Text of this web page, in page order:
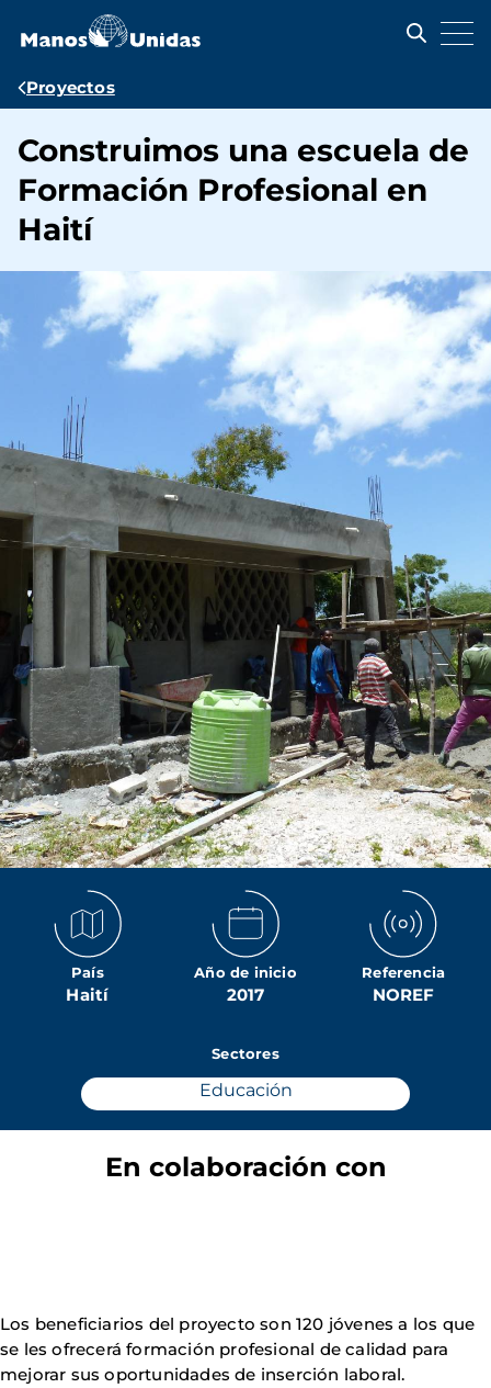
contenido
Ruta
navegación
Proyectos
Construimos una escuela de
Formación Profesional en
Haití
País
Haití
Año de inicio
2017
Referencia
NOREF
Sectores
Educación
En colaboración con
Los beneficiarios del proyecto son 120 jóvenes a los que
se les ofrecerá formación profesional de calidad para
mejorar sus oportunidades de inserción laboral.